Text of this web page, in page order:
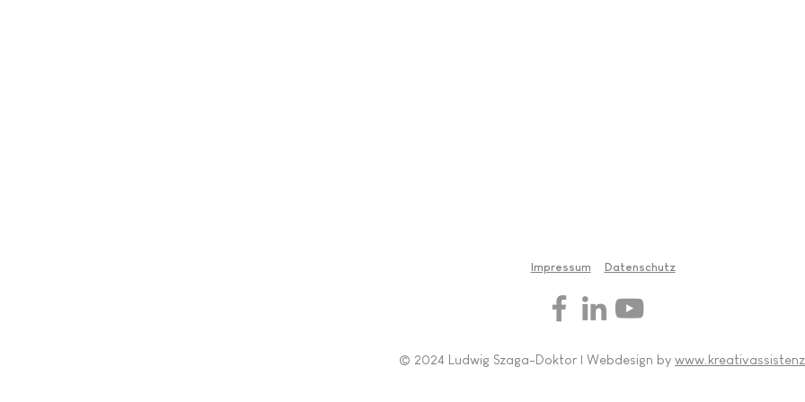
Impressum Datenschutz
© 2024 Ludwig Szaga-Doktor | Webdesign by